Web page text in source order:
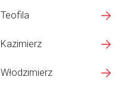
Teofila
Kazimierz
Włodzimierz